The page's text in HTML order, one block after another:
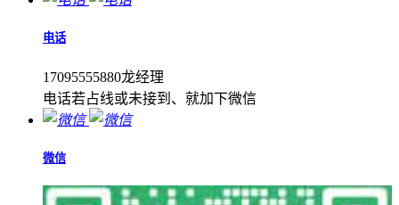
电话
17095555880龙经理
电话若占线或未接到、就加下微信
微信